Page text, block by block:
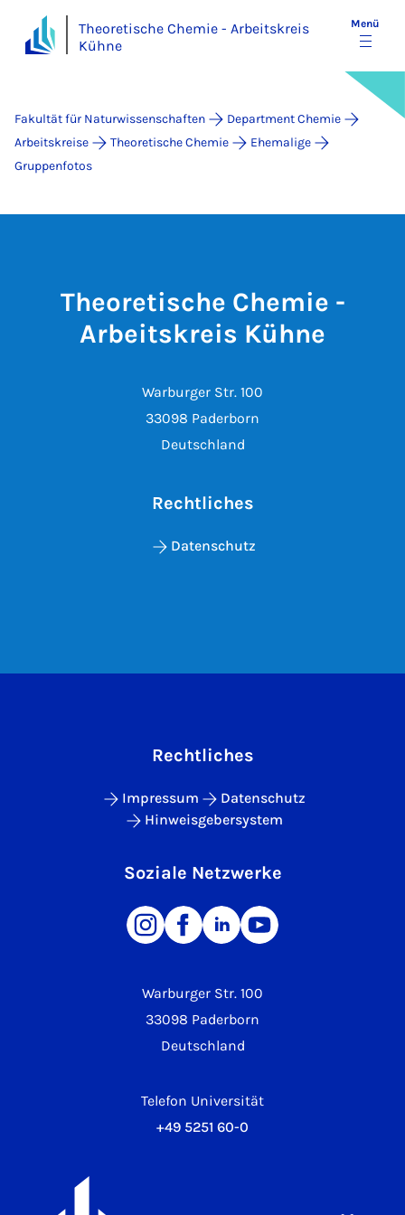
Theoretische Chemie - Arbeitskreis
Kühne
Menü
Fakultät für Naturwissenschaften
Department Chemie
Arbeitskreise
Theoretische Chemie
Ehemalige
Gruppenfotos
Theoretische Chemie -
Arbeitskreis Kühne
Warburger Str. 100
33098 Paderborn
Deutschland
Rechtliches
Datenschutz
Warburger Str. 100
33098 Paderborn
Deutschland
Telefon Universität
+49 5251 60-0
Rechtliches
Impressum
Datenschutz
Hinweisgebersystem
Soziale Netzwerke